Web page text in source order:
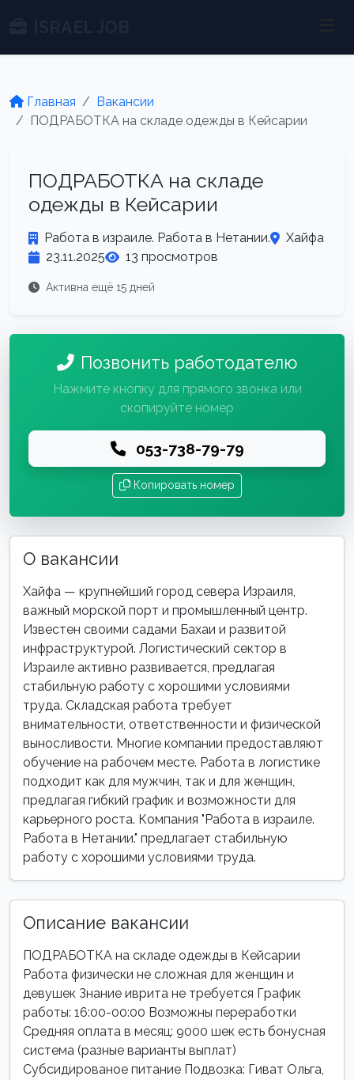
Главная
Вакансии
ПОДРАБОТКА на складе одежды в Кейсарии
ПОДРАБОТКА на складе
одежды в Кейсарии
Работа в израиле. Работа в Нетании.
Хайфа
23.11.2025
13 просмотров
Активна ещё 15 дней
Позвонить работодателю
Нажмите кнопку для прямого звонка или
скопируйте номер
053-738-79-79
Копировать номер
О вакансии
Хайфа — крупнейший город севера Израиля,
важный морской порт и промышленный центр.
Известен своими садами Бахаи и развитой
инфраструктурой. Логистический сектор в
Израиле активно развивается, предлагая
стабильную работу с хорошими условиями
труда. Складская работа требует
внимательности, ответственности и физической
выносливости. Многие компании предоставляют
обучение на рабочем месте. Работа в логистике
подходит как для мужчин, так и для женщин,
предлагая гибкий график и возможности для
карьерного роста. Компания "Работа в израиле.
Работа в Нетании." предлагает стабильную
работу с хорошими условиями труда.
Описание вакансии
ПОДРАБОТКА на складе одежды в Кейсарии
Работа физически не сложная для женщин и
девушек Знание иврита не требуется График
работы: 16:00-00:00 Возможны переработки
Средняя оплата в месяц: 9000 шек есть бонусная
система (разные варианты выплат)
Субсидированое питание Подвозка: Гиват Ольга,